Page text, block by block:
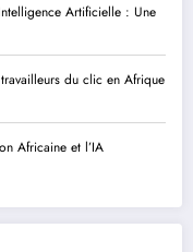
Artificielle : Une
du clic en Afrique
Africaine et l’IA